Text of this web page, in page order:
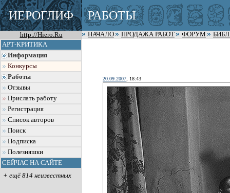
ИЕРОГЛИФ РАБОТЫ
http://Hiero.Ru НАЧАЛО ПРОДАЖА РАБОТ ФОРУМ
АРТ-КРИТИКА
Информация
Конкурсы
Работы
Отзывы
Прислать работу
Регистрация
Список авторов
Поиск
Подписка
Полезняшки
СЕЙЧАС НА САЙТЕ
+ ещё 814 неизвестных
20.09.2007 , 18:43